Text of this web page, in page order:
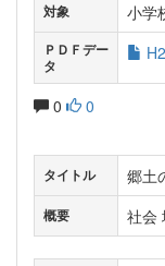
対象 小学
ＰＤＦデー
タ
0 0
タイトル 郷土
概要 社会